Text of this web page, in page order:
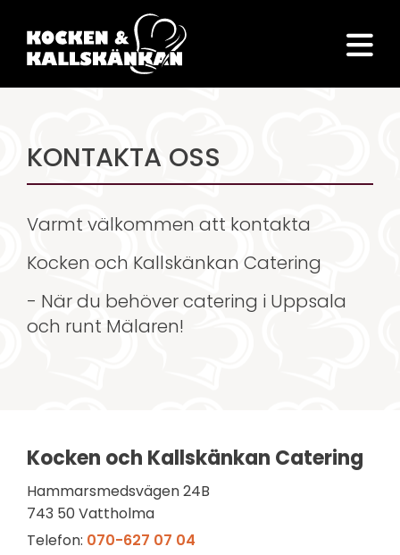
KONTAKTA OSS
Varmt välkommen att kontakta
Kocken och Kallskänkan Catering
- När du behöver catering i Uppsala
och runt Mälaren!
Kocken och Kallskänkan Catering
Hammarsmedsvägen 24B
743 50 Vattholma
Telefon: 070-627 07 04